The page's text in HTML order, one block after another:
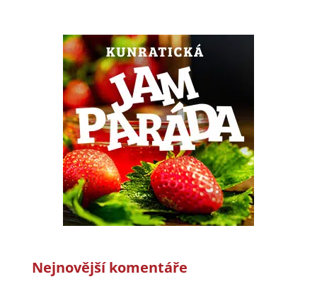
Nejnovější komentáře